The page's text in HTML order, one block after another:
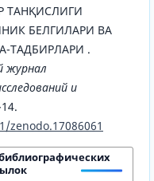
ТАНҚИСЛИГИ
БЕЛГИЛАРИ ВА
ТАДБИРЛАРИ .
журнал
и